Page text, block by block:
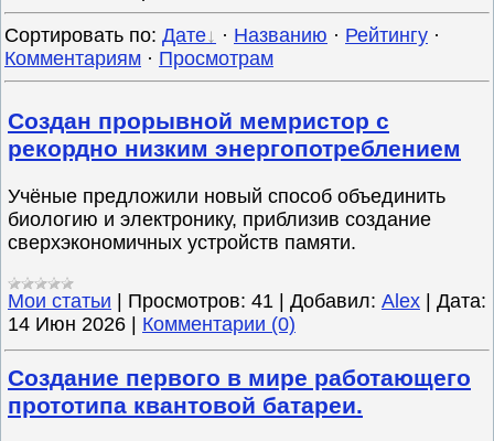
Сортировать по: Дате · Названию · Рейтингу ·
Комментариям · Просмотрам
Создан прорывной мемристор с
рекордно низким энергопотреблением
Учёные предложили новый способ объединить
биологию и электронику, приблизив создание
сверхэкономичных устройств памяти.
Мои статьи Просмотров: 41 Добавил: Alex
Дата:
14 Июн 2026
Комментарии (0)
Создание первого в мире работающего
прототипа квантовой батареи.